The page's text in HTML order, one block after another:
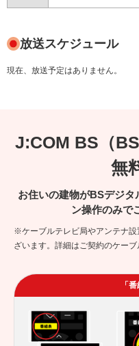
放送スケジュール
現在、放送予定はありません。
J:COM BS（
無
お住いの建物がBSデジタ
ン操作のみで
※ケーブルテレビ局やアンテナ
ざいます。詳細はご契約のケー
「